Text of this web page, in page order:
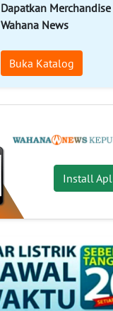
Dapatkan
Wahana News
Buka Katalog
Install